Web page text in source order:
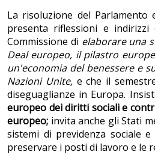
La risoluzione del
presenta riflessioni e indirizzi
Commissione di elaborare una
Deal europeo, il pilastro
un'economia del benessere e
Nazioni Unite,e che il
diseguaglianze in Europa.
europeo dei diritti sociali e
europeo; invita anche gli Stati
sistemi di previdenza sociale
preservare i posti di lavoro e le